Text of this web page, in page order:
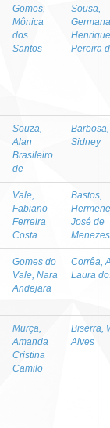
Gomes,
Mônica
dos
Santos
Sousa,
Germana
Pereira
Souza,
Alan
Brasileiro
de
Barbosa,
Sidney
Vale,
Fabiano
Ferreira
Costa
Bastos,
José de
Menezes
Gomes do
Vale, Nara
Andejara
Corrêa,
Laura
Murça,
Amanda
Cristina
Camilo
Biserra,
Alves